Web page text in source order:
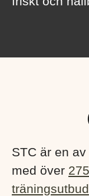
STC är en
med över
träningsutbud